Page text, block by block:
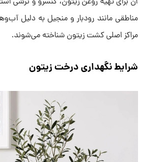
مناطقی مانند رودبار و منجیل به دلیل
مراکز اصلی کشت زیتون شناخته می‌شوند.
شرایط نگهداری درخت زیتون